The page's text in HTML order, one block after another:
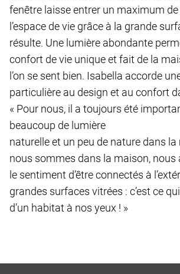
fenêtre laisse entrer un maximum
l’espace de vie grâce à la grande
résulte. Une lumière abondante
confort de vie unique et fait de la
l’on se sent bien. Isabella accorde
particulière au design et au confort
« Pour nous, il a toujours été
beaucoup de lumière
naturelle et un peu de nature dans
nous sommes dans la maison, nous
le sentiment d’être connectés à
grandes surfaces vitrées : c’est ce
d’un habitat à nos yeux ! »